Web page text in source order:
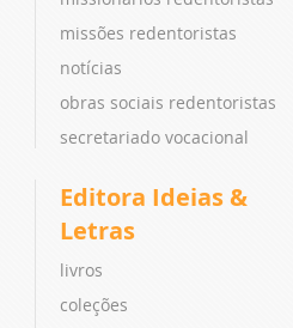
missões redentoristas
notícias
obras sociais redentoristas
secretariado vocacional
Editora Ideias &
Letras
livros
coleções